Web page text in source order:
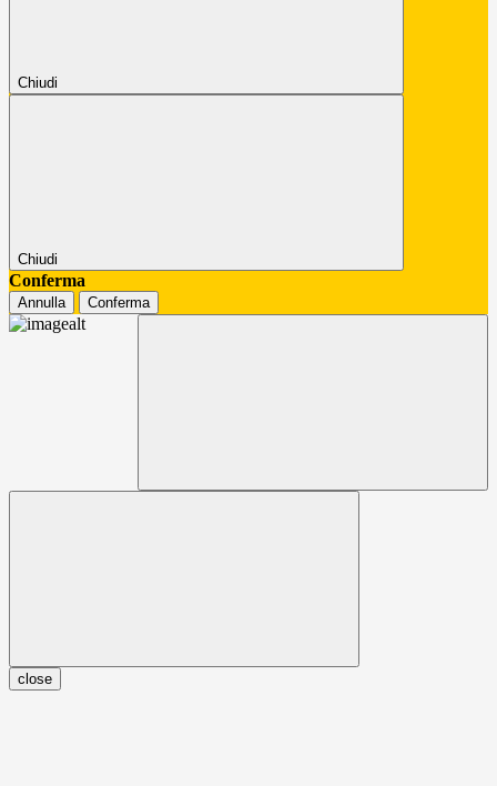
Chiudi
Chiudi
Conferma
Annulla Conferma
close